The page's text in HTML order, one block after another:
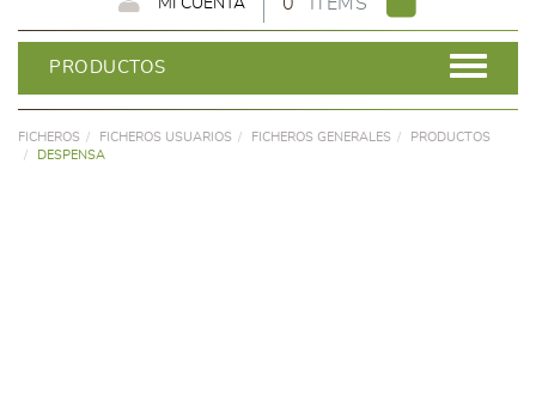
MI CUENTA
PRODUCTOS
FICHEROS FICHEROS USUARIOS FICHEROS GENERALES
PRODUCTOS
DESPENSA